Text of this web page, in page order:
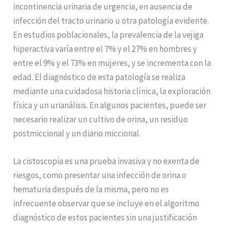
incontinencia urinaria de urgencia, en ausencia de
infección del tracto urinario u otra patología evidente.
En estudios poblacionales, la prevalencia de la vejiga
hiperactiva varía entre el 7% y el 27% en hombres y
entre el 9% y el 73% en mujeres, y se incrementa con la
edad. El diagnóstico de esta patología se realiza
mediante una cuidadosa historia clínica, la exploración
física y un urianálisis. En algunos pacientes, puede ser
necesario realizar un cultivo de orina, un residuo
postmiccional y un diario miccional.
La cistoscopia es una prueba invasiva y no exenta de
riesgos, como presentar una infección de orina o
hematuria después de la misma, pero no es
infrecuente observar que se incluye en el algoritmo
diagnóstico de estos pacientes sin una justificación